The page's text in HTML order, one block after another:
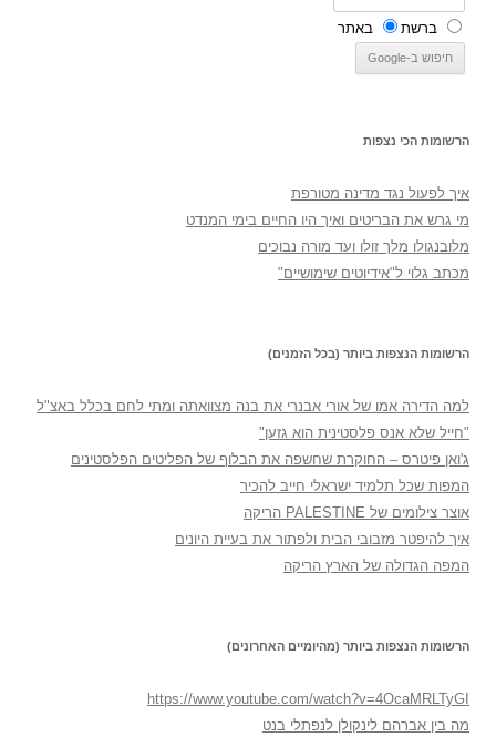
ברשת באתר
הרשומות הכי נצפות
איך לפעול נגד מדינה מטורפת
מי גרש את הבריטים ואיך היו החיים בימי המנדט
מלובנגולו מלך זולו ועד מורה נבוכים
מכתב גלוי ל"אידיוטים שימושיים"
הרשומות הנצפות ביותר (בכל הזמנים)
למה הדירה אמו של אורי אבנרי את בנה מצוואתה ומתי לחם בכלל באצ"ל
"חייל שלא אנס פלסטינית הוא גזען"
ג'ואן פיטרס – החוקרת שחשפה את הבלוף של הפליטים הפלסטינים
המפות שכל תלמיד ישראלי חייב להכיר
אוצר צילומים של PALESTINE הריקה
איך להיפטר מזבובי הבית ולפתור את בעיית היונים
המפה הגדולה של הארץ הריקה
הרשומות הנצפות ביותר (מהיומיים האחרונים)
https://www.youtube.com/watch?v=4OcaMRLTyGI
מה בין אברהם לינקולן לנפתלי בנט